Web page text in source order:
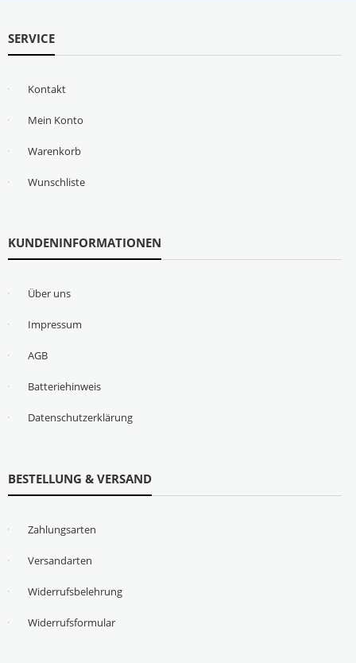
SERVICE
Kontakt
Mein Konto
Warenkorb
Wunschliste
KUNDENINFORMATIONEN
Über uns
Impressum
AGB
Batteriehinweis
Datenschutzerklärung
BESTELLUNG & VERSAND
Zahlungsarten
Versandarten
Widerrufsbelehrung
Widerrufsformular